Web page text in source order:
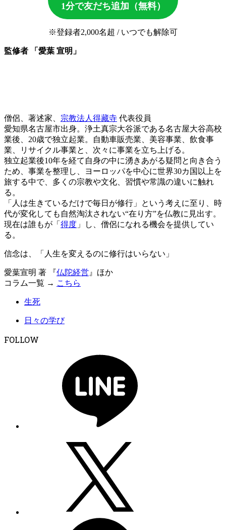
1分で友だち追加（無料）
※登録者2,000名超 / いつでも解除可
監修者 「愛葉 宣明」
僧侶、著述家、 宗教法人得藏寺 代表役員
愛知県名古屋市出身。浄土真宗大谷派である名古屋大谷高校
業後、20歳で独立起業。自動車販売業、美容事業、飲食事
業、リサイクル事業と、次々に事業を立ち上げる。
独立起業後10年を経て自身の中に湧きあがる疑問と向き合う
ため、事業を整理し、ヨーロッパを中心に世界30カ国以上を
旅する中で、多くの宗教や文化、習慣や常識の違いに触れ
る。
「人は生きているだけで毎日が修行」という考えに至り、時
代が変化しても自然淘汰されない“在り方”を仏教に見出す。
現在は誰もが「 得度 」し、僧侶になれる機会を提供してい
る。
信念は、「人生を変えるのに修行はいらない」
愛葉宣明 著 『仏陀経営 』ほか
コラム一覧 → こちら
生死
日々の学び
FOLLOW